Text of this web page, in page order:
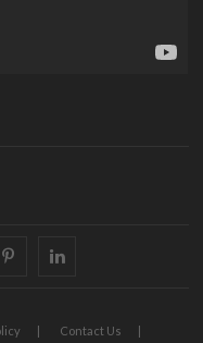
pinterestlinkedin
Contact Us